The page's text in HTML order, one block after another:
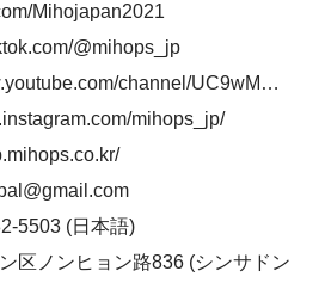
Mihojapan2021
@mihops_jp
channel/UC9wM…
mihops_jp/
5503 (日本語)
区ノンヒョン路836 (シンサドン